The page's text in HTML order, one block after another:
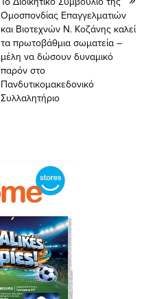
Ομοσπονδίας Επαγγελματιών
και Βιοτεχνών Ν. Κοζάνης καλεί
τα πρωτοβάθμια σωματεία –
μέλη να δώσουν δυναμικό
παρόν στο
Πανδυτικομακεδονικό
Συλλαλητήριο